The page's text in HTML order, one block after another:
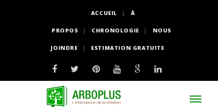
ACCUEIL À
PROPOS CHRONOLOGIE NOUS
JOINDRE ESTIMATION GRATUITE